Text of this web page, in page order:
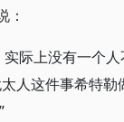
：
实际上没有一个
人这件事希特勒